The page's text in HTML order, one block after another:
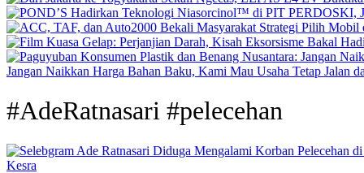
Jangan Naikkan Harga Bahan Baku, Kami Mau Usaha Tetap Jalan
#AdeRatnasari #pelecehan
Kesra